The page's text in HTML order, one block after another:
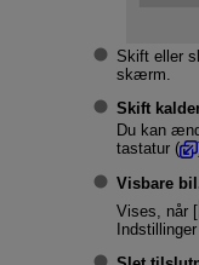
Skift eller
skærm.
Skift
Du kan
tastatur (
Visbare
Vises, når [